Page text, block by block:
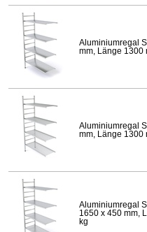
Aluminiumregal
mm, Länge 1300
Aluminiumregal
mm, Länge 1300
Aluminiumregal
1650 x 450 mm,
kg